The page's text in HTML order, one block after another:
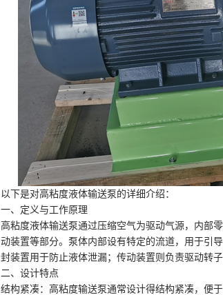
以下是对高粘度液体输送泵的详细介绍：
一、定义与工作原理
高粘度液体输送泵通过压缩空气为驱动气源，内部
动装置等部分。泵体内部设有特定的流道，用于引
封装置用于防止液体泄漏；传动装置则负责驱动转子
二、设计特点
结构紧凑：高粘度输送泵通常设计得结构紧凑，便于